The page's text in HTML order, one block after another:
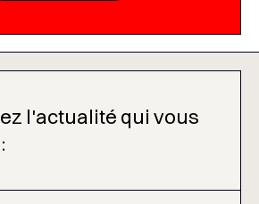
l'actualité qui vous